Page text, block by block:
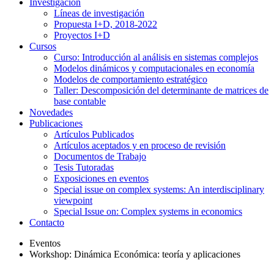
Líneas de investigación
Propuesta I+D, 2018-2022
Proyectos I+D
Cursos
Curso: Introducción al análisis en sistemas complejos
Modelos dinámicos y computacionales en economía
Modelos de comportamiento estratégico
Taller: Descomposición del determinante de matrices de
base contable
Novedades
Publicaciones
Artículos Publicados
Artículos aceptados y en proceso de revisión
Documentos de Trabajo
Tesis Tutoradas
Exposiciones en eventos
Special issue on complex systems: An interdisciplinary
viewpoint
Special Issue on: Complex systems in economics
Contacto
Eventos
Workshop: Dinámica Económica: teoría y aplicaciones